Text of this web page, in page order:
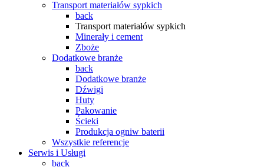
Transport materiałów sypkich
back
Transport materiałów sypkich
Minerały i cement
Zboże
Dodatkowe branże
back
Dodatkowe branże
Dźwigi
Huty
Pakowanie
Ścieki
Produkcja ogniw baterii
Wszystkie referencje
Serwis i Usługi
back